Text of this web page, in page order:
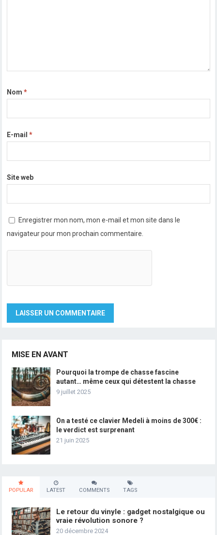
Nom*
E-mail*
Site web
Enregistrer mon nom, mon e-mail et mon site dans le
navigateur pour mon prochain commentaire.
MISE EN AVANT
Pourquoi la trompe de chasse fascine
autant… même ceux qui détestent la chasse
9 juillet 2025
On a testé ce clavier Medeli à moins de 300€ :
le verdict est surprenant
21 juin 2025
POPULAR LATEST COMMENTS TAGS
Le retour du vinyle : gadget nostalgique ou
vraie révolution sonore ?
20 décembre 2024